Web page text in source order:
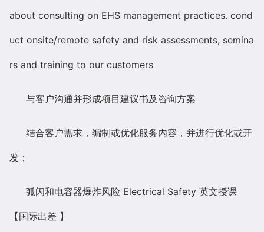
about consulting on EHS management practices. cond
uct onsite/remote safety and risk assessments, semina
rs and training to our customers
与客户沟通并形成项目建议书及咨询方案
结合客户需求，编制或优化服务内容，并进行优化或开
发；
弧闪和电容器爆炸风险 Electrical Safety 英文授课
【国际出差 】